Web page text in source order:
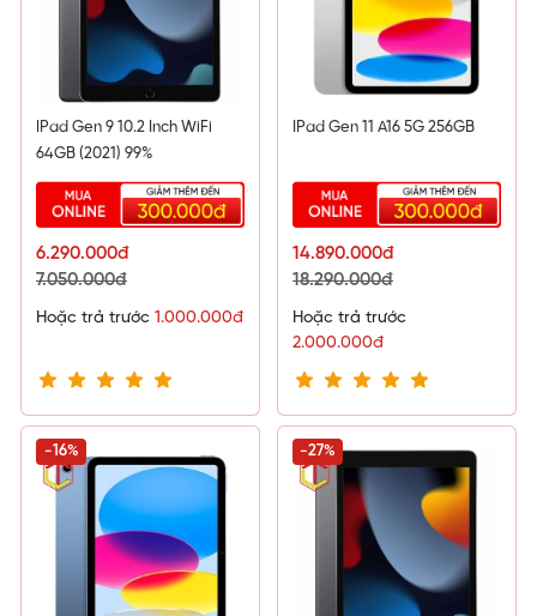
IPad Gen 9 10.2 Inch WiFi
64GB (2021) 99%
6.290.000đ
7.050.000đ
Hoặc trả trước 1.000.000đ
IPad Gen 11 A16 5G 256GB
14.890.000đ
18.290.000đ
Hoặc trả trước
2.000.000đ
-16% -27%